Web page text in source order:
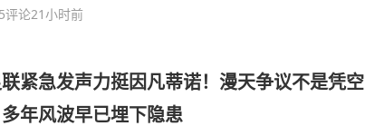
5评论21小时前
紧急发声力挺因凡蒂诺！漫天争议不是凭空
年风波早已埋下隐患